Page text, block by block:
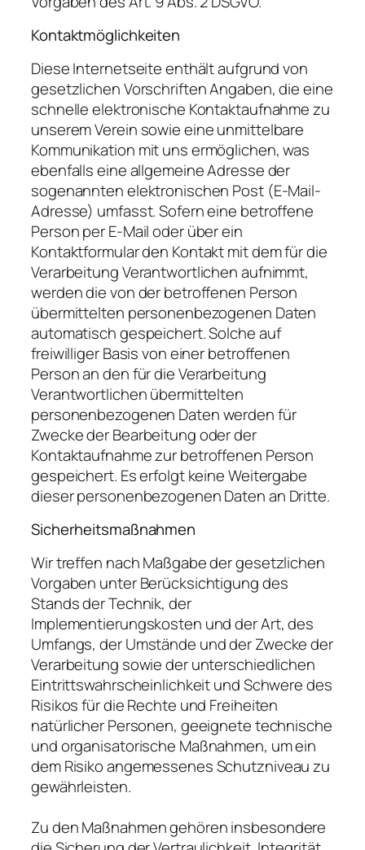
Kontaktmöglichkeiten
Diese Internetseite enthält aufgrund von
gesetzlichen Vorschriften Angaben, die eine
schnelle elektronische Kontaktaufnahme zu
unserem Verein sowie eine unmittelbare
Kommunikation mit uns ermöglichen, was
ebenfalls eine allgemeine Adresse der
sogenannten elektronischen Post (E-Mail-
Adresse) umfasst. Sofern eine betroffene
Person per E-Mail oder über ein
Kontaktformular den Kontakt mit dem für die
Verarbeitung Verantwortlichen aufnimmt,
werden die von der betroffenen Person
übermittelten personenbezogenen Daten
automatisch gespeichert. Solche auf
freiwilliger Basis von einer betroffenen
Person an den für die Verarbeitung
Verantwortlichen übermittelten
personenbezogenen Daten werden für
Zwecke der Bearbeitung oder der
Kontaktaufnahme zur betroffenen Person
gespeichert. Es erfolgt keine Weitergabe
dieser personenbezogenen Daten an Dritte.
Sicherheitsmaßnahmen
Wir treffen nach Maßgabe der gesetzlichen
Vorgaben unter Berücksichtigung des
Stands der Technik, der
Implementierungskosten und der Art, des
Umfangs, der Umstände und der Zwecke der
Verarbeitung sowie der unterschiedlichen
Eintrittswahrscheinlichkeit und Schwere des
Risikos für die Rechte und Freiheiten
natürlicher Personen, geeignete technische
und organisatorische Maßnahmen, um ein
dem Risiko angemessenes Schutzniveau zu
gewährleisten.
Zu den Maßnahmen gehören insbesondere